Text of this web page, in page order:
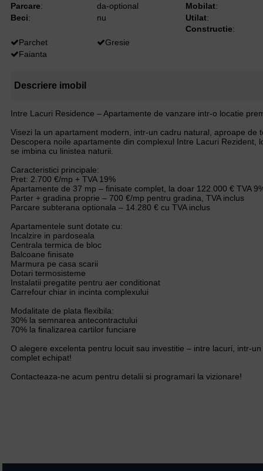
Parcare:
da-optional
Beci: nu
Mobilat:
Utilat:
Constructie:
Parchet
Gresie
Faianta
Descriere imobil
Intre Lacuri Residence – Apartamente de vanzare intr-o locatie
Visezi la un apartament modern, intr-un cadru natural, aproape de
Descopera noile apartamente din complexul Intre Lacuri Rezident,
se imbina cu linistea naturii.
Caracteristici principale:
Pret: 2.700 €/mp + TVA 19%
Apartamente de 37 mp – finisate complet, la doar 122.000 € TVA
Parter + gradina proprie – 700 €/mp pentru gradina, TVA inclus
Parcare subterana optionala – 14.280 € cu TVA inclus
Apartamentele sunt dotate cu:
Incalzire in pardoseala
Centrala termica de bloc
Balcoane finisate
Marmura pe casa scarii
Dotari termosisteme
Instalatii pregatite pentru aer conditionat
Carrefour chiar in incinta complexului
Modalitate de plata flexibila:
30% la semnarea antecontractului
70% la finalizarea cartilor funciare
O alegere excelenta pentru locuit sau investitie – intre lacuri, intr-
complet echipat!
Contacteaza-ne acum pentru detalii si programari la vizionare!